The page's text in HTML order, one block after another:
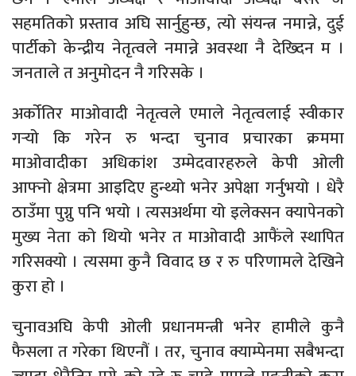
सहमतिको प्रस्ताव अघि सार्नुहुन्छ, त्यो संयन्त्र नमान्ने, दुई
पार्टीको केन्द्रीय नेतृत्वले नमान्ने अवस्था नै देख्दिन म ।
जनताले त अनुमोदन नै गरिसके ।
अर्कोतिर माओवादी नेतृत्वले एमाले नेतृत्वलाई स्वीकार
गर्‍यो कि गरेन रु भन्दा चुनाव प्रचारका क्रममा
माओवादीका अधिकांश उम्मेदवारहरुले केपी ओली
आफ्नो क्षेत्रमा आइदिए हुन्थ्यो भनेर अपेक्षा गर्नुभयो । धेरै
ठाउँमा पुग्नु पनि भयो । त्यसअर्थमा यो इलेक्सन क्यापेनको
मुख्य नेता को थियो भनेर त माओवादी आफैंले स्थापित
गरिसक्यो । त्यसमा कुनै विवाद छ र रु परिणामले देखिने
कुरा हो ।
चुनावअघि केपी ओली प्रधानमन्त्री भनेर हामीले कुनै
फैसला त गरेका थिएनौं । तर, चुनाव क्याम्पेनमा सबैभन्दा